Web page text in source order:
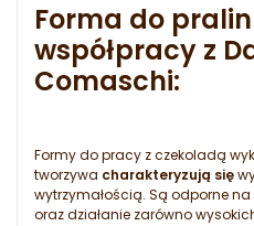
Forma do
współpracy z
Comaschi:
Formy do pracy z czekoladą
tworzywa charakteryzują się
wytrzymałością. Są odporne
oraz działanie zarówno